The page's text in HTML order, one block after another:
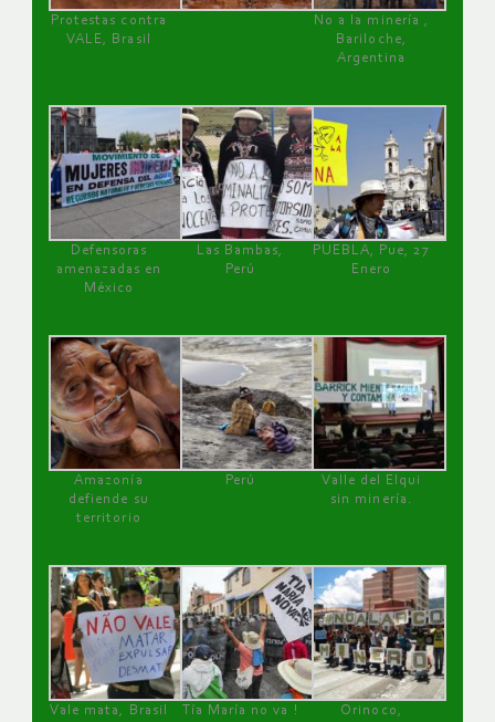
Protestas contra
VALE, Brasil
No a la minería ,
Bariloche,
Argentina
Defensoras
amenazadas en
México
Las Bambas,
Perú
PUEBLA, Pue, 27
Enero
Amazonía
defiende su
territorio
Perú
Valle del Elqui
sin minería.
Vale mata, Brasil
Tía María no va !
Orinoco,